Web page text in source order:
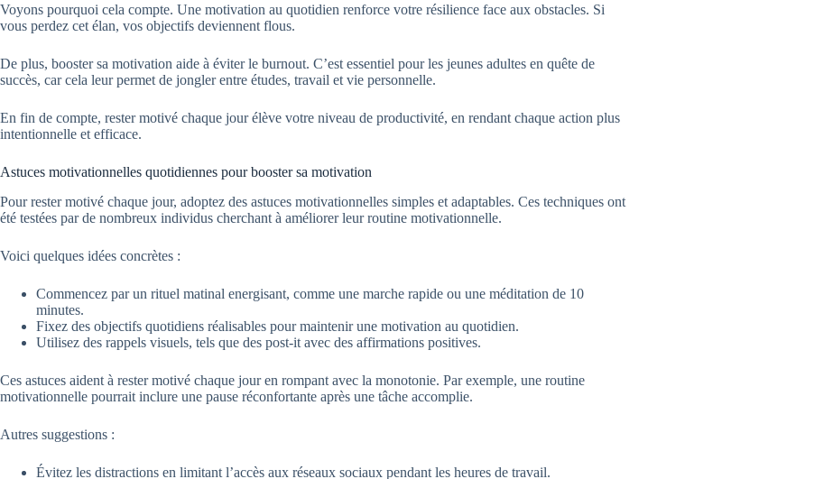
Voyons pourquoi cela compte. Une motivation au quotidien renforce votre résilience face aux obstacles. Si
vous perdez cet élan, vos objectifs deviennent flous.
De plus, booster sa motivation aide à éviter le burnout. C’est essentiel pour les jeunes adultes en quête de
succès, car cela leur permet de jongler entre études, travail et vie personnelle.
En fin de compte, rester motivé chaque jour élève votre niveau de productivité, en rendant chaque action plus
intentionnelle et efficace.
Astuces motivationnelles quotidiennes pour booster sa motivation
Pour rester motivé chaque jour, adoptez des astuces motivationnelles simples et adaptables. Ces techniques ont
été testées par de nombreux individus cherchant à améliorer leur routine motivationnelle.
Voici quelques idées concrètes :
Commencez par un rituel matinal energisant, comme une marche rapide ou une méditation de 10
minutes.
Fixez des objectifs quotidiens réalisables pour maintenir une motivation au quotidien.
Utilisez des rappels visuels, tels que des post-it avec des affirmations positives.
Ces astuces aident à rester motivé chaque jour en rompant avec la monotonie. Par exemple, une routine
motivationnelle pourrait inclure une pause réconfortante après une tâche accomplie.
Autres suggestions :
Évitez les distractions en limitant l’accès aux réseaux sociaux pendant les heures de travail.